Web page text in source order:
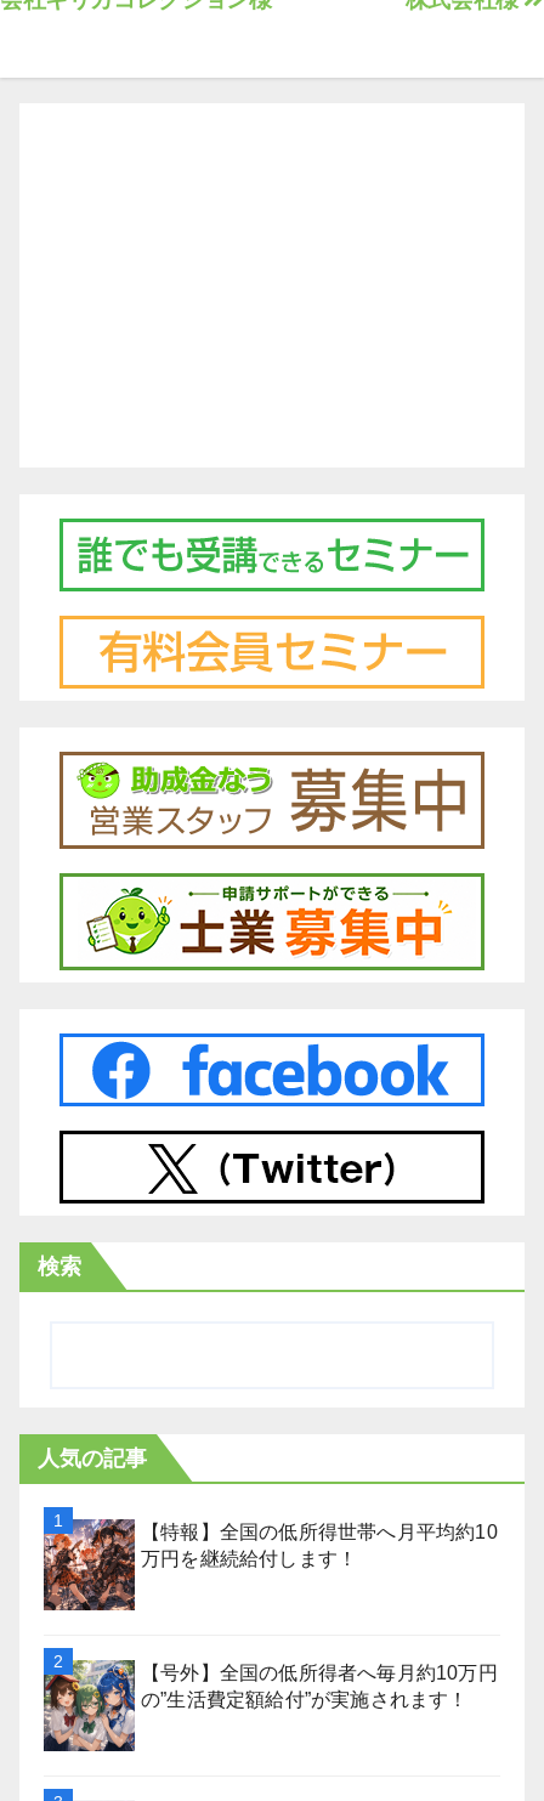
ビ
検索
人気の記事
【特報】全国の低所得世帯へ月平均約10
万円を継続給付します！
【号外】全国の低所得者へ毎月約10万円
の”生活費定額給付”が実施されます！